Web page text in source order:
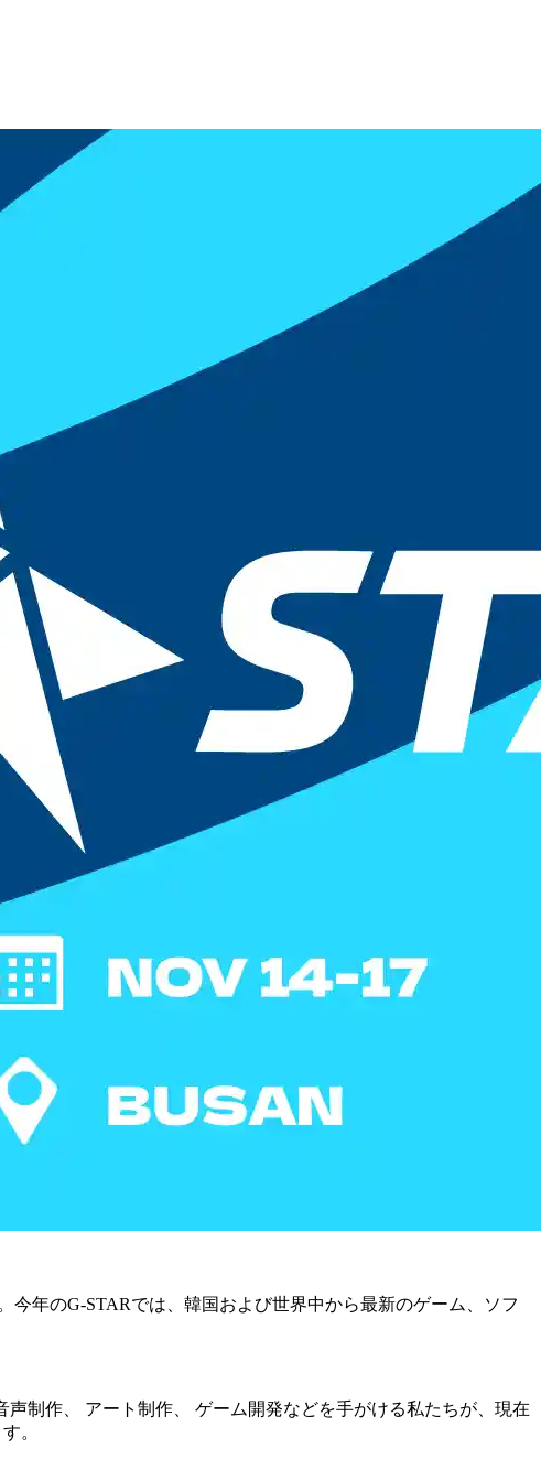
今年のG-STARでは、韓国および世界中から最新のゲーム、ソフ
制作、 アート制作、 ゲーム開発などを手がける私たちが、現在
。